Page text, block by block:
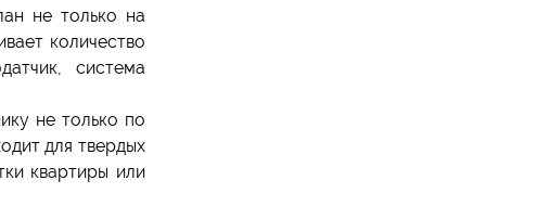
не только на
количество
система
не только по
для твердых
квартиры или